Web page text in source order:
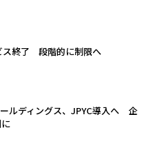
終了 段階的に制限へ
ルディングス、JPYC導入へ 企